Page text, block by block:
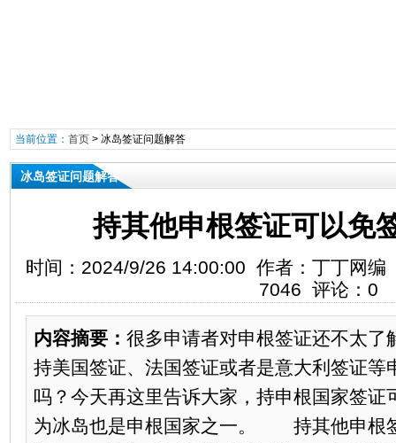
当前位置： 首页> 冰岛签证问题解答
冰岛签证问题解答
持其他申根签证可以免
时间：2024/9/26 14:00:00 作者：丁丁网
7046 评论：0
内容摘要： 很多申请者对申根签证还不太了
持美国签证、法国签证或者是意大利签证等
吗？今天再这里告诉大家，持申根国家签证
为冰岛也是申根国家之一。 持其他申根